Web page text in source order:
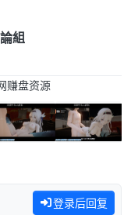
組
赚盘资源
登录后回复